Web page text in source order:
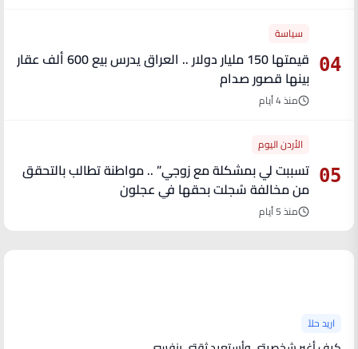
04
سياسة
قيمتها 150 مليار دولار .. العراق يدرس بيع 600 ألف عقار
بينها قصور صدام
منذ 4 أيام
05
الأردن اليوم
تسببت لي بمشكلة مع زوجي” .. مواطنة تطالب بالتحقق
من مخالفة سُجلت بحقها في عجلون
منذ 5 أيام
اريد حلاً